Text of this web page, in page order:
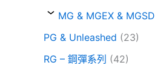
MG & MGEX & MGSD
PG & Unleashed (23)
RG – 鋼彈系列 (42)